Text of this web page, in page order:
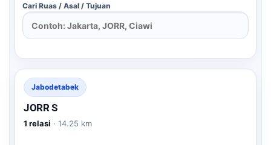
Cari Ruas / Asal / Tujuan
Jabodetabek
JORR S
1 relasi · 14.25 km